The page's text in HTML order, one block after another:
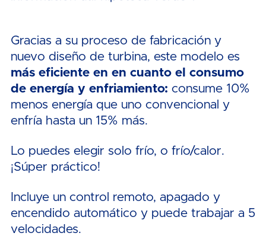
Gracias a su proceso de fabricación y
nuevo diseño de turbina, este modelo es
más eficiente en en cuanto el consumo
de energía y enfriamiento: consume 10%
menos energía que uno convencional y
enfría hasta un 15% más.
Lo puedes elegir solo frío, o frío/calor.
¡Súper práctico!
Incluye un control remoto, apagado y
encendido automático y puede trabajar a 5
velocidades.